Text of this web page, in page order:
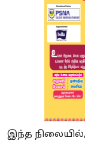
இந்த நிலையில்,